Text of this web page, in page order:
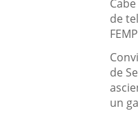
de
de
un